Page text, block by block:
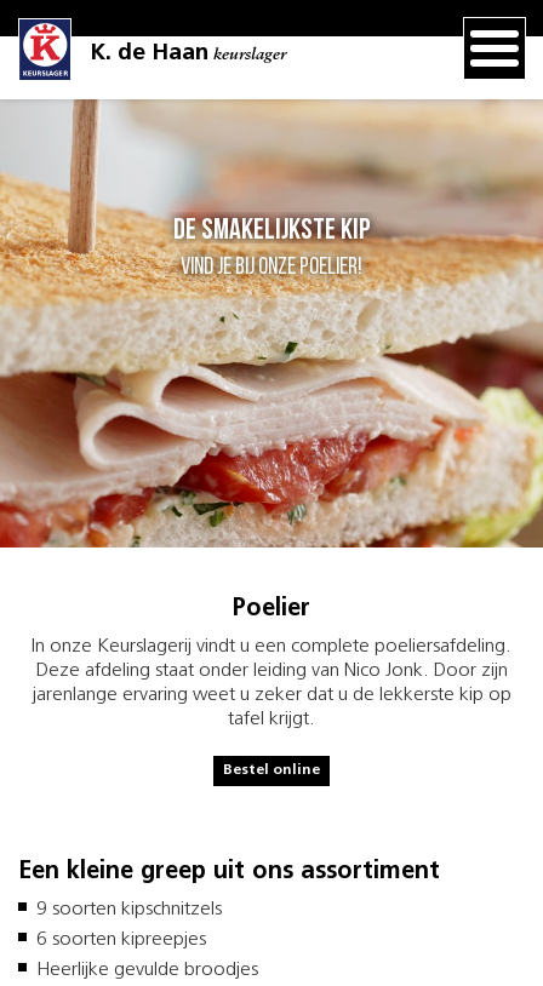
K. de Haan keurslager
De smakelijkste kip
Vind je bij onze Poelier!
Poelier
In onze Keurslagerij vindt u een complete poeliersafdeling.
Deze afdeling staat onder leiding van Nico Jonk. Door zijn
jarenlange ervaring weet u zeker dat u de lekkerste kip op
tafel krijgt.
Bestel online
Een kleine greep uit ons assortiment
9 soorten kipschnitzels
6 soorten kipreepjes
Heerlijke gevulde broodjes